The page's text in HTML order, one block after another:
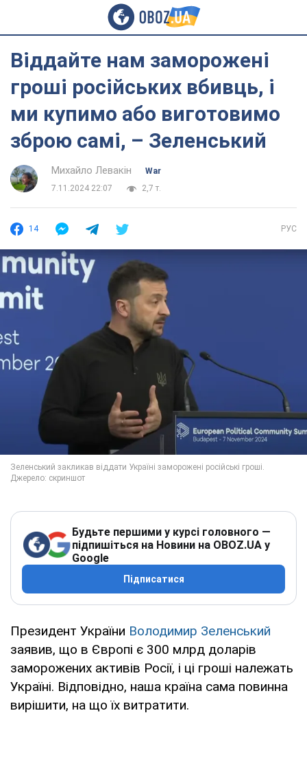
Віддайте нам заморожені
гроші російських вбивць, і
ми купимо або виготовимо
зброю самі, – Зеленський
Михайло Левакін
War
7.11.2024 22:07
2,7 т.
14 РУС
Будьте першими у курсі головного —
підпишіться на Новини на OBOZ.UA у
Google
Підписатися
Президент України Володимир Зеленський
заявив, що в Європі є 300 млрд доларів
заморожених активів Росії, і ці гроші належать
Україні. Відповідно, наша країна сама повинна
вирішити, на що їх витратити.